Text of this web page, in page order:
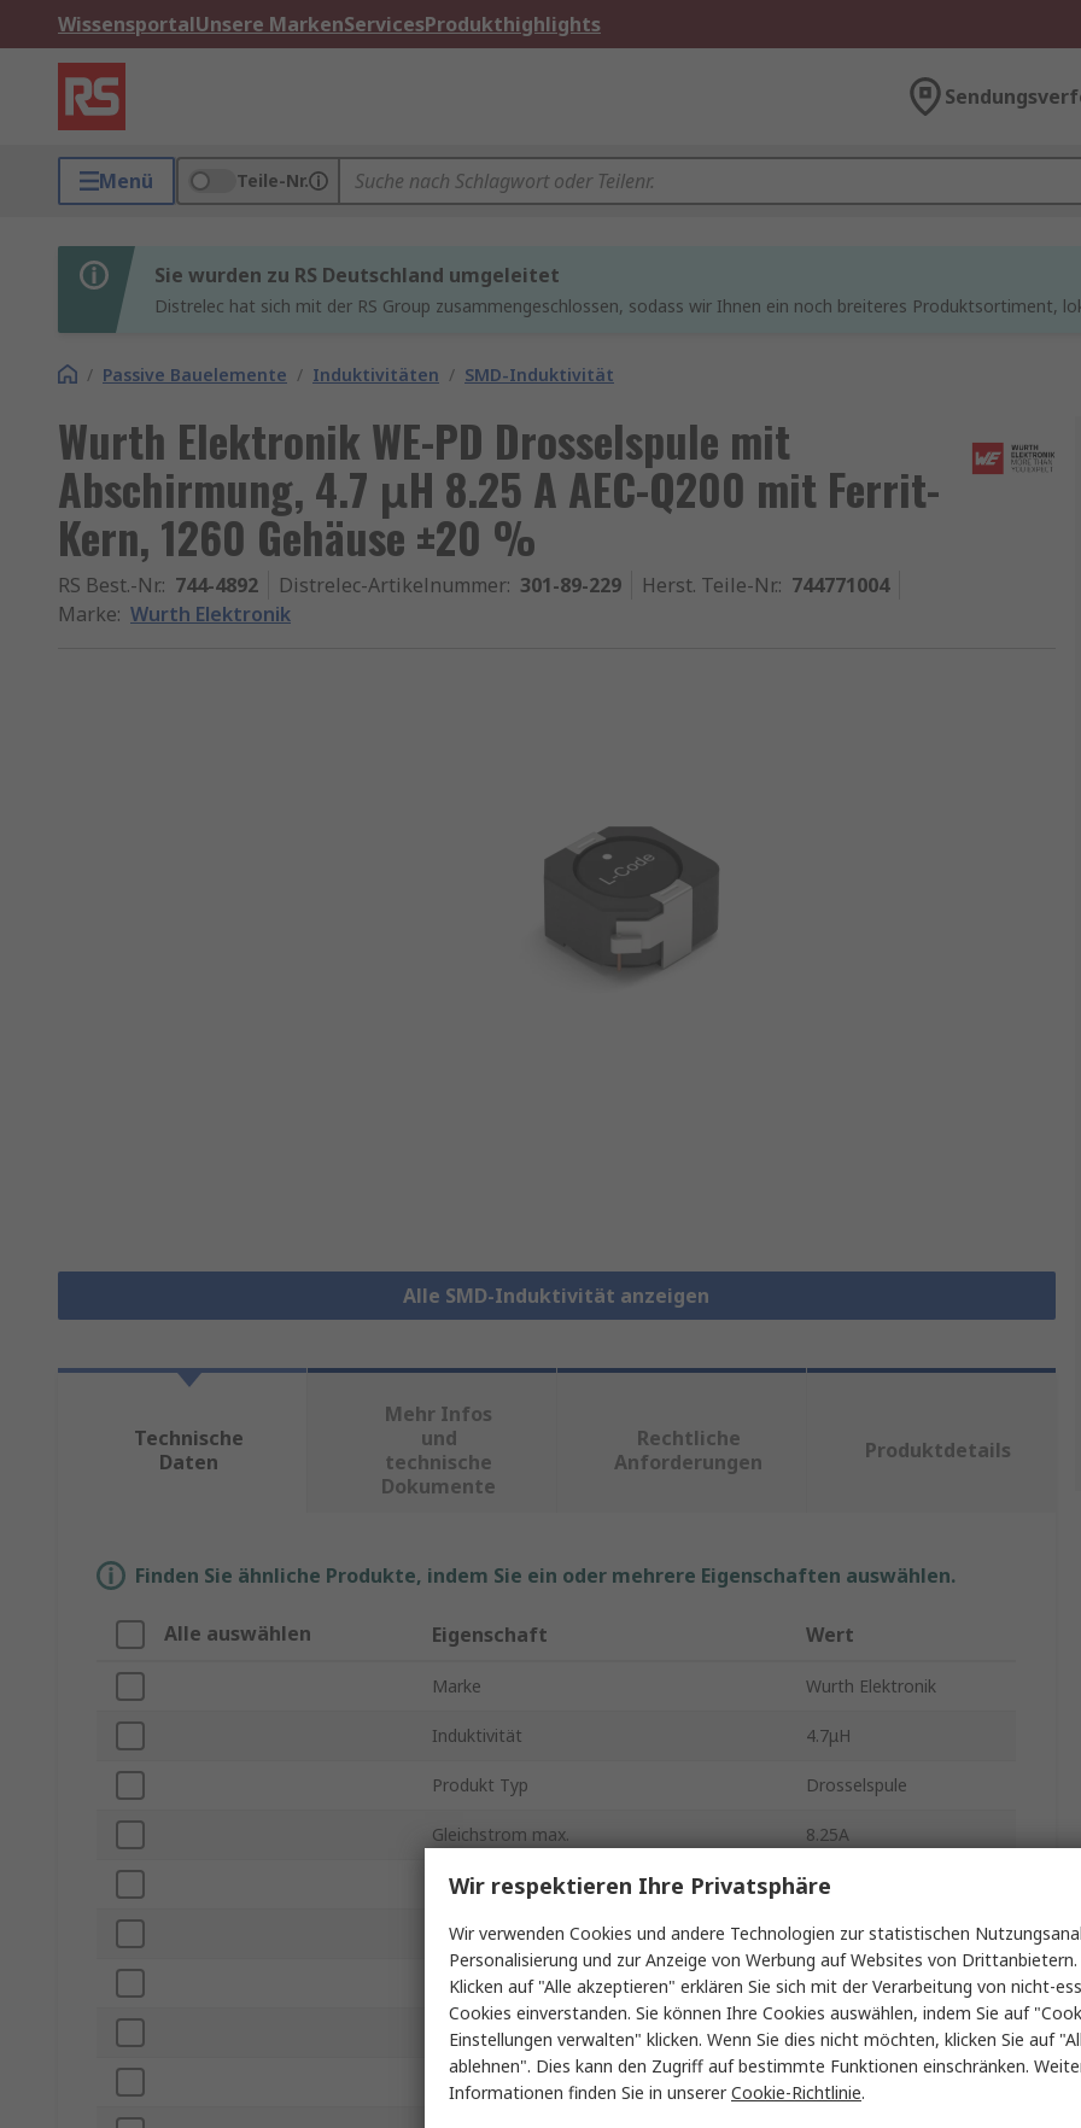
WissensportalUnsere MarkenServicesProdukthighlights
Menü Teile-Nr.
Sie wurden zu RS Deutschland umgeleitet
Distrelec hat sich mit der RS Group zusammengeschlossen, sodass wir Ihnen ein noch breiteres Produktsortiment,
/ Passive Bauelemente / Induktivitäten / SMD-Induktivität
Wurth Elektronik WE-PD Drosselspule mit
Abschirmung, 4.7 μH 8.25 A AEC-Q200 mit Ferrit-
Kern, 1260 Gehäuse ±20 %
RS Best.-Nr.: 744-4892 Distrelec-Artikelnummer: 301-89-229 Herst. Teile-Nr.: 744771004
Marke: Wurth Elektronik
Alle SMD-Induktivität anzeigen
Technische
Daten
Mehr Infos
und
technische
Dokumente
Rechtliche
Anforderungen
Produktdetails
Finden Sie ähnliche Produkte, indem Sie ein oder mehrere Eigenschaften auswählen.
Alle auswählen Eigenschaft Wert
Marke Wurth Elektronik
Induktivität 4.7μH
Produkt Typ Drosselspule
Gleichstrom max. 8.25A
Gehäusegröße 1260
Länge 12mm
Verpackungsart Band und Rolle
Automobilstandard AEC-Q200
Abschirmung Ja
Wir respektieren Ihre Privatsphäre
Wir verwenden Cookies und andere Technologien zur statistischen
Personalisierung und zur Anzeige von Werbung auf Websites von
Klicken auf "Alle akzeptieren" erklären Sie sich mit der Verarbeitung von nicht-
Cookies einverstanden. Sie können Ihre Cookies auswählen, indem Sie auf
Einstellungen verwalten" klicken. Wenn Sie dies nicht möchten, klicken Sie auf
ablehnen". Dies kann den Zugriff auf bestimmte Funktionen einschränken.
Informationen finden Sie in unsererCookie-Richtlinie.